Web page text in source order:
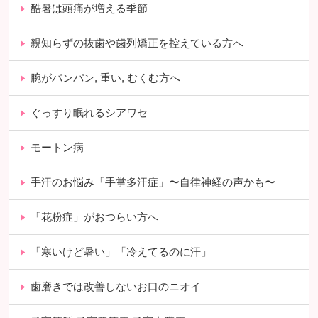
酷暑は頭痛が増える季節
親知らずの抜歯や歯列矯正を控えている方へ
腕がパンパン, 重い, むくむ方へ
ぐっすり眠れるシアワセ
モートン病
手汗のお悩み「手掌多汗症」〜自律神経の声かも〜
「花粉症」がおつらい方へ
「寒いけど暑い」「冷えてるのに汗」
歯磨きでは改善しないお口のニオイ